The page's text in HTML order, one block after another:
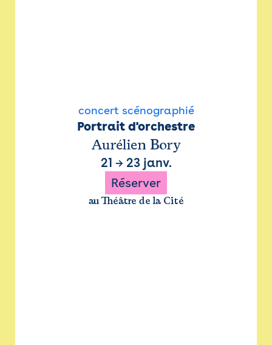
concert scénographié
Portrait d'orchestre
Aurélien Bory
21 → 23 janv.
Réserver
au Théâtre de la Cité